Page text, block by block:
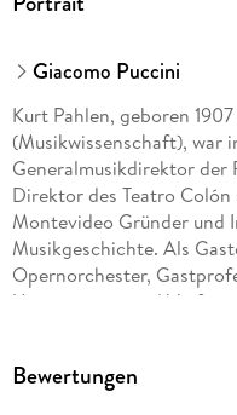
Giacomo Puccini
Kurt Pahlen, geboren
(Musikwissenschaft), war
Generalmusikdirektor
Direktor des Teatro
Montevideo Gründer und
Musikgeschichte. Als
Opernorchester,
Universitäten und
Pionier des Musiklebens.
Bewertungen